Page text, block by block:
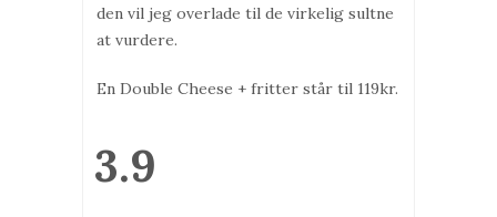
den vil jeg overlade til de virkelig sultne
at vurdere.
En Double Cheese + fritter står til 119kr.
3.9